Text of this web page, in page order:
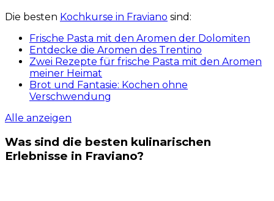
Die besten Kochkurse in Fraviano sind:
Frische Pasta mit den Aromen der Dolomiten
Entdecke die Aromen des Trentino
Zwei Rezepte für frische Pasta mit den Aromen
meiner Heimat
Brot und Fantasie: Kochen ohne
Verschwendung
Alle anzeigen
Was sind die besten kulinarischen
Erlebnisse in Fraviano?